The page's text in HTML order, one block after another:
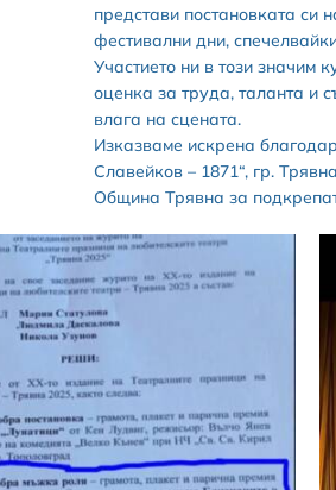
представи постановката си
фестивални дни,
Участието ни в този значим
оценка за труда, таланта и
влага на сцената.
Изказваме искрена
Славейков – 1871“, гр.
Община Трявна за